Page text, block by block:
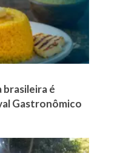
brasileira é
Gastronômico